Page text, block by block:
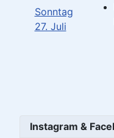
Sonntag
27. Juli
Instagram &